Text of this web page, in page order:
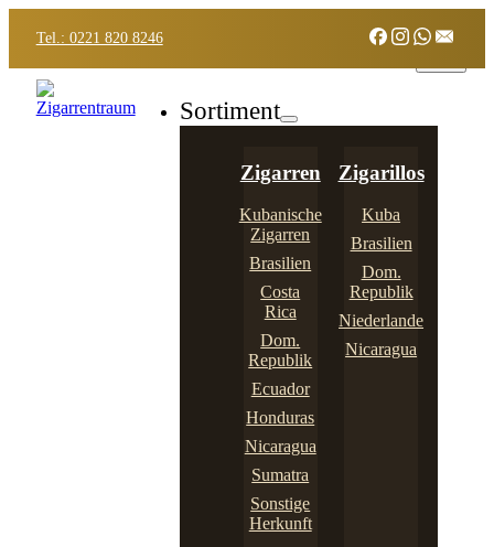
Tel.: 0221 820 8246
Sortiment
Zigarren
Kubanische
Zigarren
Brasilien
Costa
Rica
Dom.
Republik
Ecuador
Honduras
Nicaragua
Sumatra
Sonstige
Herkunft
Zigarillos
Kuba
Brasilien
Dom.
Republik
Niederlande
Nicaragua